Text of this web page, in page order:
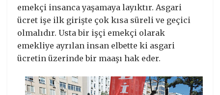
emekçi insanca yaşamaya layıktır. Asgari
ücret işe ilk girişte çok kısa süreli ve geçici
olmalıdır. Usta bir işçi emekçi olarak
emekliye ayrılan insan elbette ki asgari
ücretin üzerinde bir maaşı hak eder.